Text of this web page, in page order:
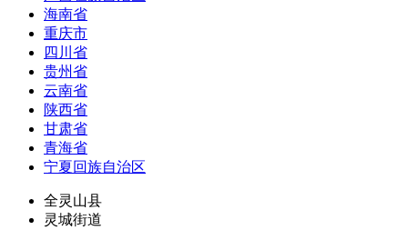
海南省
重庆市
四川省
贵州省
云南省
陕西省
甘肃省
青海省
宁夏回族自治区
全灵山县
灵城街道